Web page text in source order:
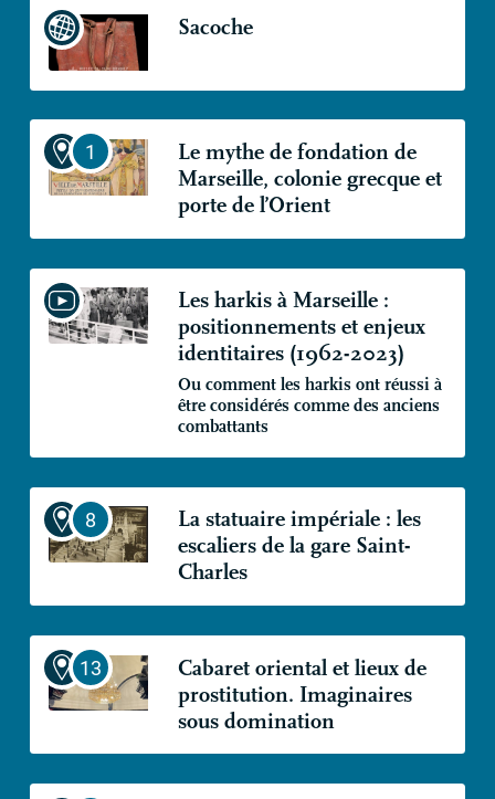
Sacoche
Le mythe de fondation de
Marseille, colonie grecque et
porte de l’Orient
Les harkis à Marseille :
positionnements et enjeux
identitaires (1962-2023)
Ou comment les harkis ont réussi à
être considérés comme des anciens
combattants
La statuaire impériale : les
escaliers de la gare Saint-
Charles
Cabaret oriental et lieux de
prostitution. Imaginaires
sous domination